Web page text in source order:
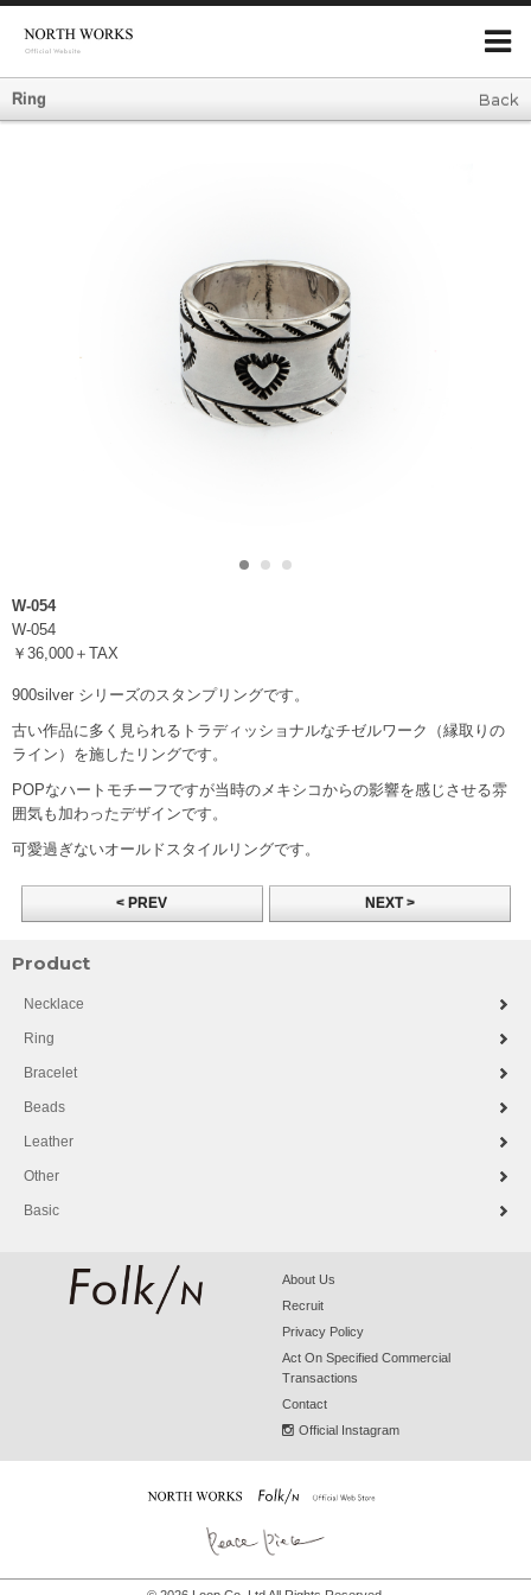
Ring Back
W-054
W-054
￥36,000＋TAX
900silver シリーズのスタンプリングです。
古い作品に多く見られるトラディッショナルなチゼルワーク（縁取りの
ライン）を施したリングです。
POPなハートモチーフですが当時のメキシコからの影響を感じさせる雰
囲気も加わったデザインです。
可愛過ぎないオールドスタイルリングです。
< PREV NEXT >
Product
Necklace
Ring
Bracelet
Beads
Leather
Other
Basic
About Us
Recruit
Privacy Policy
Act On Specified Commercial
Transactions
Contact
Official Instagram